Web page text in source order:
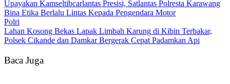
Upayakan Kamseltibcarlantas Presisi, Satlantas Polresta Karawang
Bina Etika Berlalu Lintas Kepada Pengendara Motor
Polri
Lahan Kosong Bekas Lapak Limbah Karung di Kibin Terbakar,
Polsek Cikande dan Damkar Bergerak Cepat Padamkan Api
Baca Juga